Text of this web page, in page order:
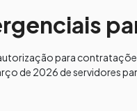
para
de 2026 de servidores